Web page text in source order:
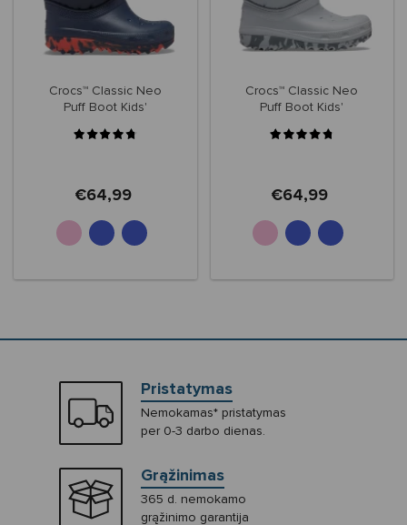
Crocs™ Classic Neo
Puff Boot Kids'
€64,99
Crocs™ Classic Neo
Puff Boot Kids'
€64,99
Pristatymas
Nemokamas* pristatymas
per 0-3 darbo dienas.
Grąžinimas
365 d. nemokamo
grąžinimo garantija